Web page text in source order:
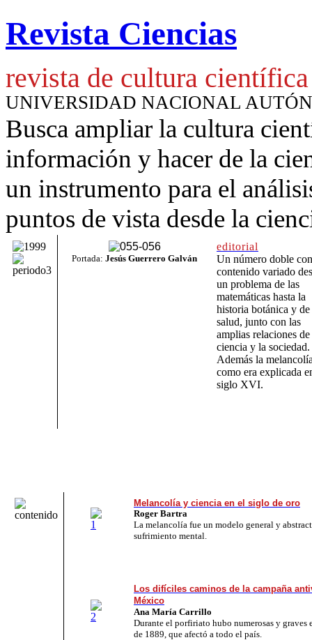
Revista Ciencias
revista de cultura científica
UNIVERSIDAD NACIONAL
Busca ampliar la cultura
información y hacer de la
un instrumento para el
puntos de vista desde la
Portada: Jesús Guerrero Galván
editorial
Un número doble con
contenido variado
un problema de las
matemáticas hasta la
historia botánica y de
salud, junto con las
amplias relaciones
ciencia y la sociedad.
Además la
como era explicada
siglo XVI.
Melancolía y ciencia en el siglo de oro
Roger Bartra
La melancolía fue un modelo general y
sufrimiento mental.
Los difíciles caminos de la campaña
México
Ana María Carrillo
Durante el porfiriato hubo numerosas y graves
de 1889, que afectó a todo el país.